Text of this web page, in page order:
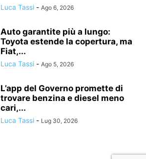
Luca Tassi - Ago 6, 2026
Auto garantite più a lungo:
Toyota estende la copertura, ma
Fiat,...
Luca Tassi - Ago 5, 2026
L’app del Governo promette di
trovare benzina e diesel meno
cari,...
Luca Tassi - Lug 30, 2026